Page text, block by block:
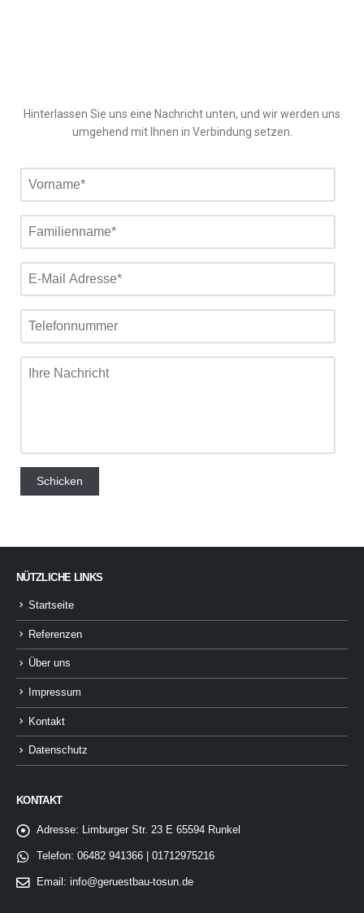
Hinterlassen Sie uns eine Nachricht unten, und wir werden uns
umgehend mit Ihnen in Verbindung setzen.
NÜTZLICHE LINKS
Startseite
Referenzen
Über uns
Impressum
Kontakt
Datenschutz
KONTAKT
Adresse: Limburger Str. 23 E 65594 Runkel
Telefon: 06482 941366 | 01712975216
Email: info@geruestbau-tosun.de